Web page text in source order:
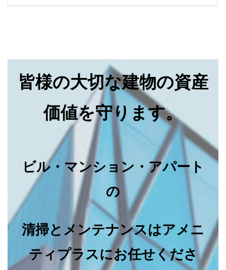
皆様の大切な建物の資産
価値を守ります。
ビル・マンション・アパート
の
清掃とメンテナンスはアメニ
ティプラスにお任せくださ